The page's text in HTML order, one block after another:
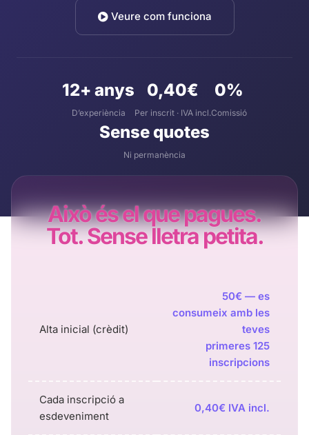
Veure com funciona
12+ anys
D’experiència
0,40€
Per inscrit · IVA incl.
0%
Comissió
Sense quotes
Ni permanència
Això és el que pagues.
Tot. Sense lletra petita.
Alta inicial (crèdit)
50€ — es
consumeix amb les
teves
primeres 125
inscripcions
Cada inscripció a
esdeveniment
0,40€ IVA incl.